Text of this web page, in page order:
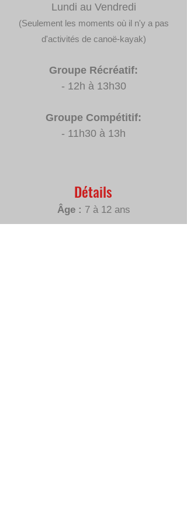
Lundi au Vendredi
(Seulement les moments où il n'y a pas
d'activités de canoë-kayak)
Groupe Récréatif:
- 12h à 13h30
Groupe Compétitif:
- 11h30 à 13h
Détails
Âge : 7à 12 ans